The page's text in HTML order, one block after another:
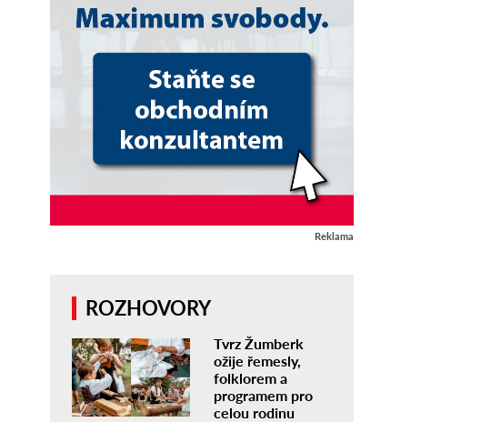
Reklama
ROZHOVORY
Tvrz Žumberk
ožije řemesly,
folklorem a
programem pro
celou rodinu